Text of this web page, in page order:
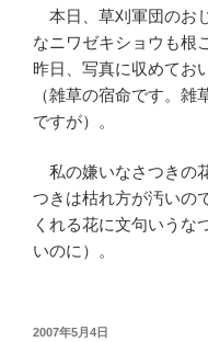
本日、草刈軍団のお
なニワゼキショウも根
昨日、写真に収めてお
（雑草の宿命です。雑
ですが）。
私の嫌いなさつきの
つきは枯れ方が汚いの
くれる花に文句いうな
いのに）。
投
2007年5月4日